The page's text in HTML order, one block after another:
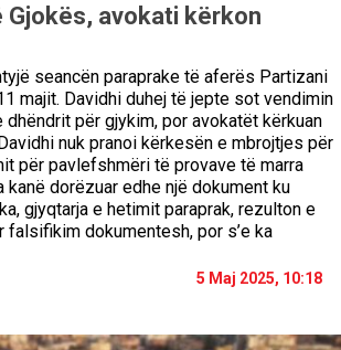
Gjokës, avokati kërkon
seancën paraprake të aferës Partizani
majit. Davidhi duhej të jepte sot vendimin
dhëndrit për gjykim, por avokatët kërkuan
nuk pranoi kërkesën e mbrojtjes për
për pavlefshmëri të provave të marra
kanë dorëzuar edhe një dokument ku
gjyqtarja e hetimit paraprak, rezulton e
falsifikim dokumentesh, por s’e ka
5 Maj 2025, 10:18